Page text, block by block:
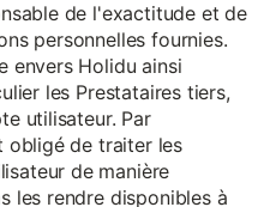
de l'exactitude et de
personnelles fournies.
envers Holidu ainsi
les Prestataires tiers,
utilisateur. Par
obligé de traiter les
de manière
les rendre disponibles à